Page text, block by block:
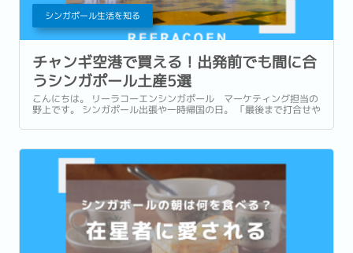
シンガポール生活を知る
チャンギ空港で買える！出発前でも間に合
うシンガポール土産5選
こんにちは。 リーラコーエンシンガポール マーケティング担当の
野上です。 シンガポール出張や一時帰国の日。 「最後まで打合せや
時帰国ギリギリまで予定が詰まっていてお土産が買えなかっ